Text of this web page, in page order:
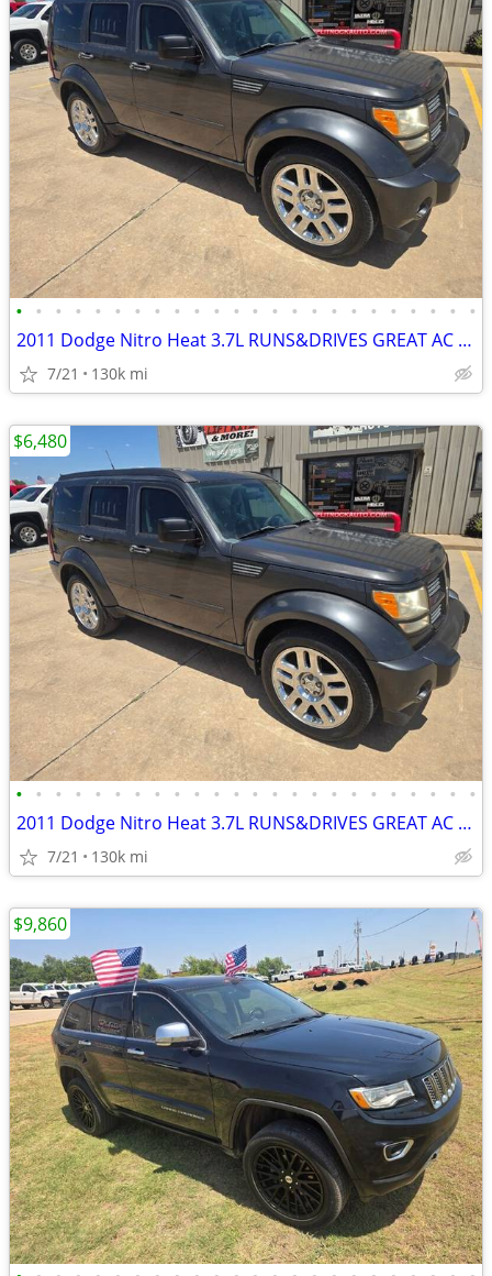
• • • • • • • • • • • • • • • • • • • • • • • •
2011 Dodge Nitro Heat 3.7L RUNS&DRIVES GREAT AC COLD GOOD TIRES
7/21 130k mi
• • • • • • • • • • • • • • • • • • • • • • • •
2011 Dodge Nitro Heat 3.7L RUNS&DRIVES GREAT AC COLD GOOD TIRES
7/21 130k mi
$6,480
$9,860